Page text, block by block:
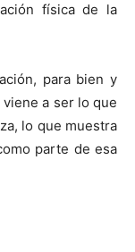
física de la
para bien y
a ser lo que
lo que muestra
parte de esa